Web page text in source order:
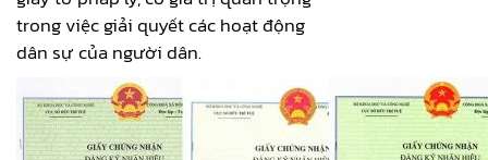
trong việc giải quyết các hoạt động
dân sự của người dân.